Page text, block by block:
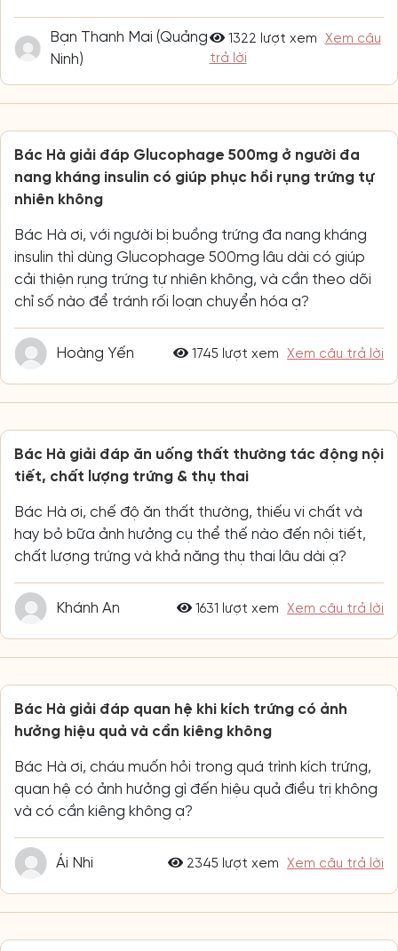
Bạn Thanh Mai (Quảng
Ninh)
1322 lượt xem
Xem câu
trả lời
Bác Hà giải đáp Glucophage 500mg ở người đa
nang kháng insulin có giúp phục hồi rụng trứng tự
nhiên không
Bác Hà ơi, với người bị buồng trứng đa nang kháng
insulin thì dùng Glucophage 500mg lâu dài có giúp
cải thiện rụng trứng tự nhiên không, và cần theo dõi
chỉ số nào để tránh rối loạn chuyển hóa ạ?
Hoàng Yến 1745 lượt xem Xem câu trả lời
Bác Hà giải đáp ăn uống thất thường tác động nội
tiết, chất lượng trứng & thụ thai
Bác Hà ơi, chế độ ăn thất thường, thiếu vi chất và
hay bỏ bữa ảnh hưởng cụ thể thế nào đến nội tiết,
chất lượng trứng và khả năng thụ thai lâu dài ạ?
Khánh An 1631 lượt xem Xem câu trả lời
Bác Hà giải đáp quan hệ khi kích trứng có ảnh
hưởng hiệu quả và cần kiêng không
Bác Hà ơi, cháu muốn hỏi trong quá trình kích trứng,
quan hệ có ảnh hưởng gì đến hiệu quả điều trị không
và có cần kiêng không ạ?
Ái Nhi 2345 lượt xem Xem câu trả lời